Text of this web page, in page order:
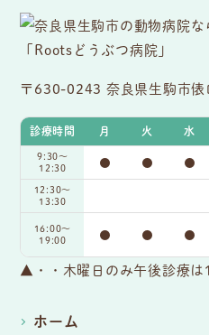
〒630-0243 奈良県生駒市
診療時間 月 火 水
9:30〜
12:30
● ● ●
12:30～
13:30
16:00〜
19:00
● ● ●
▲・・木曜日のみ午後診療は
ホーム